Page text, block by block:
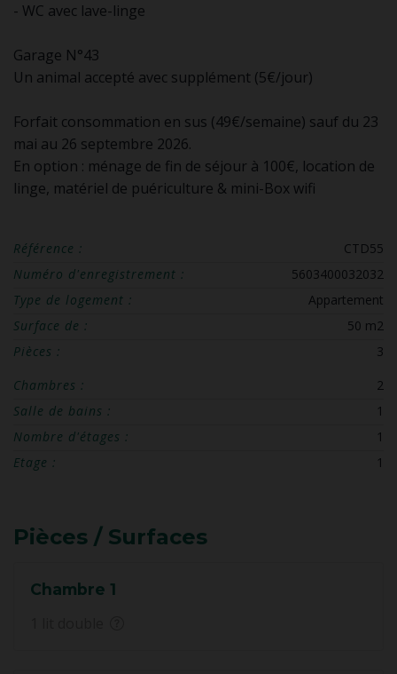
- WC avec lave-linge
Garage N°43
Un animal accepté avec supplément (5€/jour)
Forfait consommation en sus (49€/semaine) sauf du 23
mai au 26 septembre 2026.
En option : ménage de fin de séjour à 100€, location de
linge, matériel de puériculture & mini-Box wifi
Référence :
CTD55
Numéro d'enregistrement :
5603400032032
Type de logement :
Appartement
Surface de :
50 m2
Pièces :
3
Chambres :
2
Salle de bains :
1
Nombre d'étages :
1
Etage :
1
Pièces / Surfaces
Chambre 1